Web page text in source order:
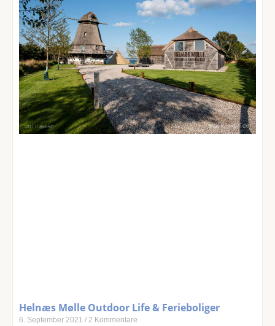
Helnæs Mølle Outdoor Life & Ferieboliger
6. September 2021 2 Kommentare